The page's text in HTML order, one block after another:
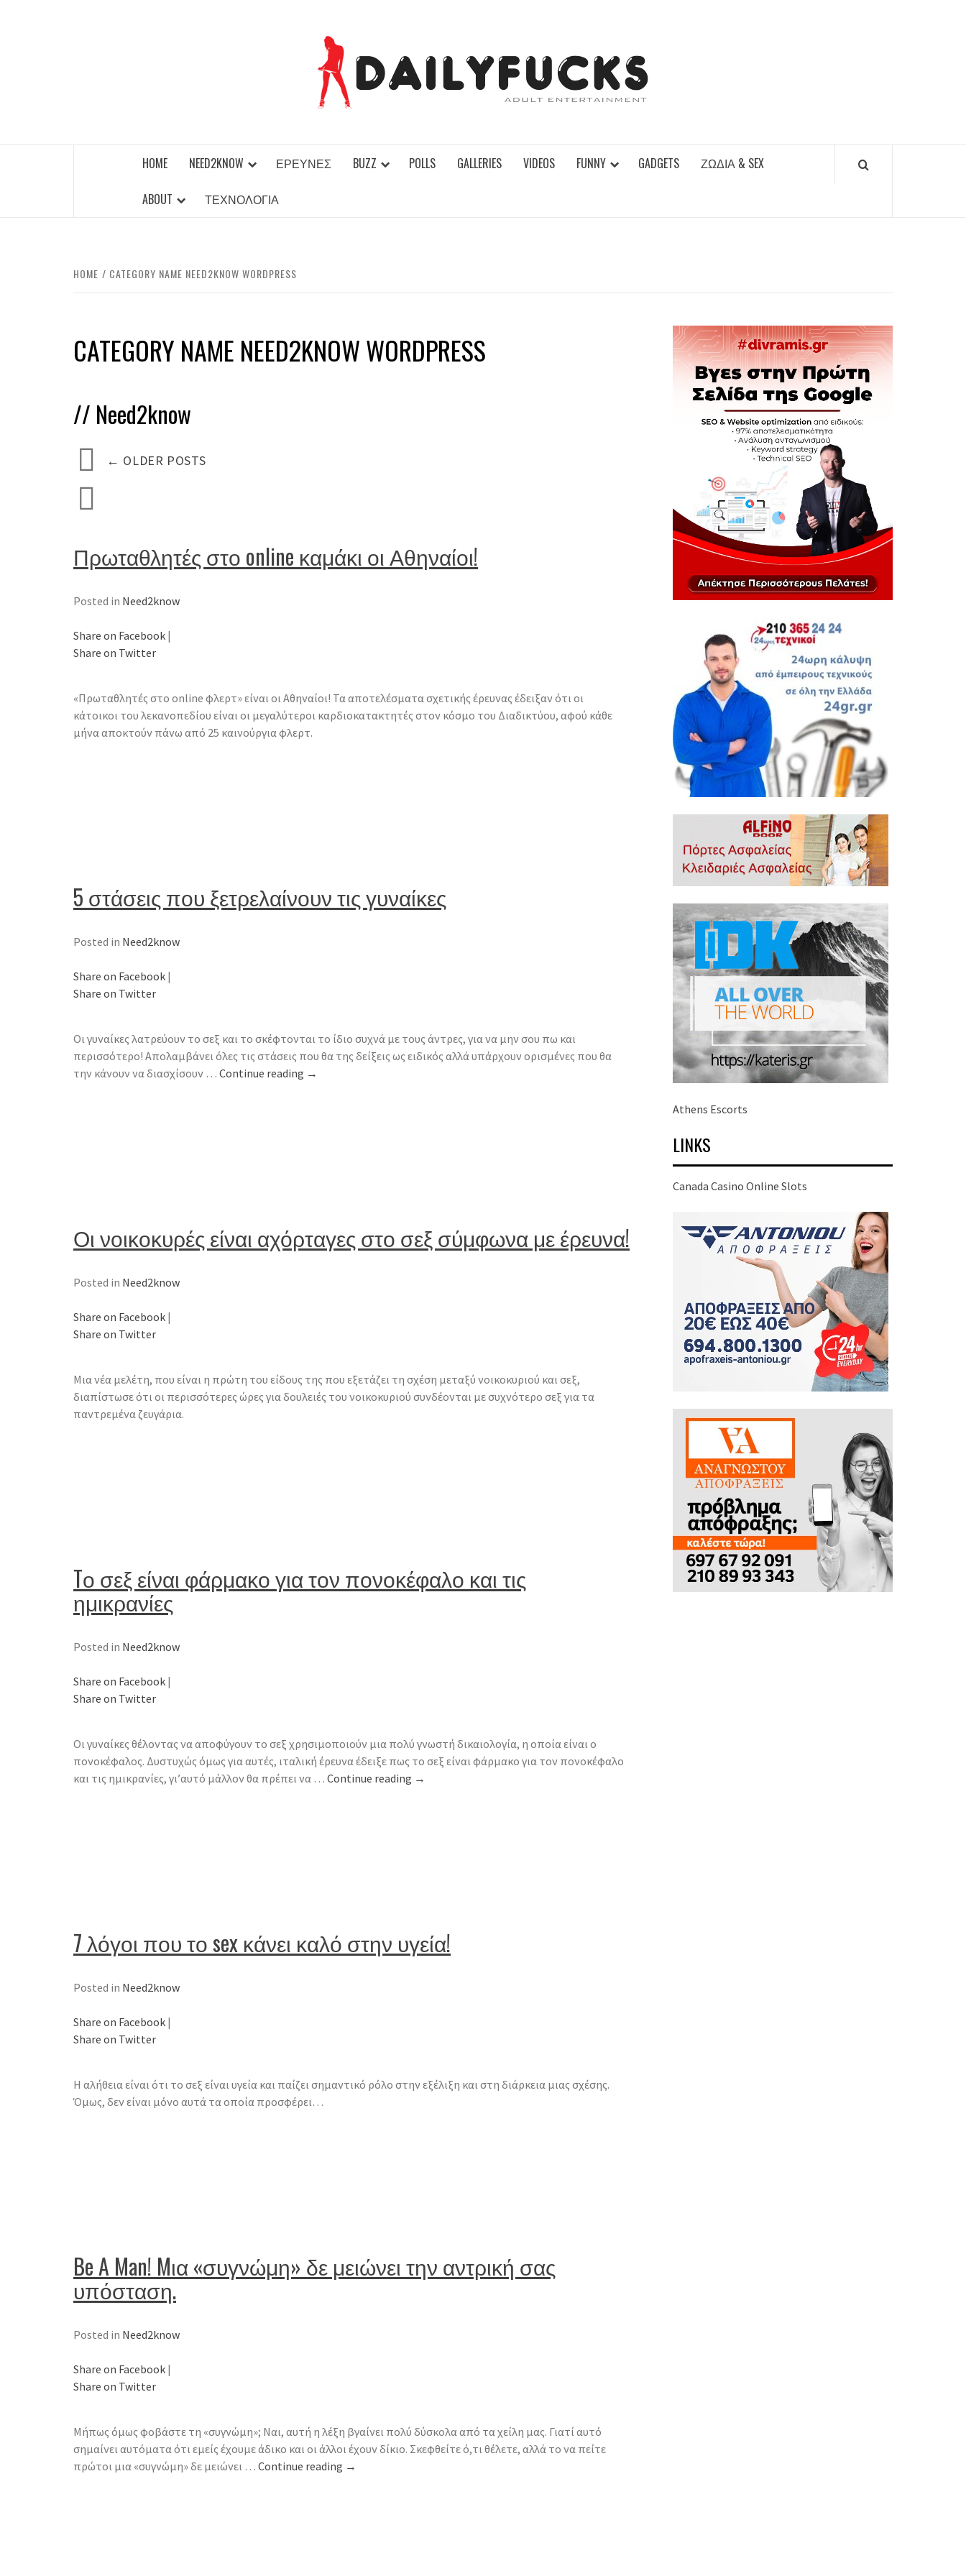
HOME NEED2KNOW ΈΡΕΥΝΕΣ BUZZ POLLS GALLERIES VIDEOS FUNNY GADGETS ΖΏΔΙΑ & SEX
ABOUT ΤΕΧΝΟΛΟΓΊΑ
HOME CATEGORY NAME NEED2KNOW WORDPRESS
CATEGORY NAME NEED2KNOW WORDPRESS
// Need2know
← OLDER POSTS
Πρωταθλητές στο online καμάκι οι Αθηναίοι!
Posted in Need2know
Share on Facebook |
Share on Twitter
«Πρωταθλητές στο online φλερτ» είναι οι Αθηναίοι! Τα αποτελέσματα σχετικής έρευνας έδειξαν ότι οι
κάτοικοι του λεκανοπεδίου είναι οι μεγαλύτεροι καρδιοκατακτητές στον κόσμο του Διαδικτύου, αφού κάθε
μήνα αποκτούν πάνω από 25 καινούργια φλερτ.
5 στάσεις που ξετρελαίνουν τις γυναίκες
Posted in Need2know
Share on Facebook |
Share on Twitter
Οι γυναίκες λατρεύουν το σεξ και το σκέφτονται το ίδιο συχνά με τους άντρες, για να μην σου πω και
περισσότερο! Απολαμβάνει όλες τις στάσεις που θα της δείξεις ως ειδικός αλλά υπάρχουν ορισμένες που θα
την κάνουν να διασχίσουν … Continue reading →
Οι νοικοκυρές είναι αχόρταγες στο σεξ σύμφωνα με έρευνα!
Posted in Need2know
Share on Facebook |
Share on Twitter
Μια νέα μελέτη, που είναι η πρώτη του είδους της που εξετάζει τη σχέση μεταξύ νοικοκυριού και σεξ,
διαπίστωσε ότι οι περισσότερες ώρες για δουλειές του νοικοκυριού συνδέονται με συχνότερο σεξ για τα
παντρεμένα ζευγάρια.
Tο σεξ είναι φάρμακο για τον πονοκέφαλο και τις
ημικρανίες
Posted in Need2know
Share on Facebook |
Share on Twitter
Οι γυναίκες θέλοντας να αποφύγουν το σεξ χρησιμοποιούν μια πολύ γνωστή δικαιολογία, η οποία είναι ο
πονοκέφαλος. Δυστυχώς όμως για αυτές, ιταλική έρευνα έδειξε πως το σεξ είναι φάρμακο για τον πονοκέφαλο
και τις ημικρανίες, γι’αυτό μάλλον θα πρέπει να … Continue reading →
7 λόγοι που το sex κάνει καλό στην υγεία!
Posted in Need2know
Share on Facebook |
Share on Twitter
Η αλήθεια είναι ότι το σεξ είναι υγεία και παίζει σημαντικό ρόλο στην εξέλιξη και στη διάρκεια μιας σχέσης.
Όμως, δεν είναι μόνο αυτά τα οποία προσφέρει…
Be A Man! Mια «συγνώμη» δε μειώνει την αντρική σας
υπόσταση.
Posted in Need2know
Share on Facebook |
Share on Twitter
Μήπως όμως φοβάστε τη «συγνώμη»; Ναι, αυτή η λέξη βγαίνει πολύ δύσκολα από τα χείλη μας. Γιατί αυτό
σημαίνει αυτόματα ότι εμείς έχουμε άδικο και οι άλλοι έχουν δίκιο. Σκεφθείτε ό,τι θέλετε, αλλά το να πείτε
πρώτοι μια «συγνώμη» δε μειώνει … Continue reading →
Athens Escorts
LINKS
Canada Casino Online Slots